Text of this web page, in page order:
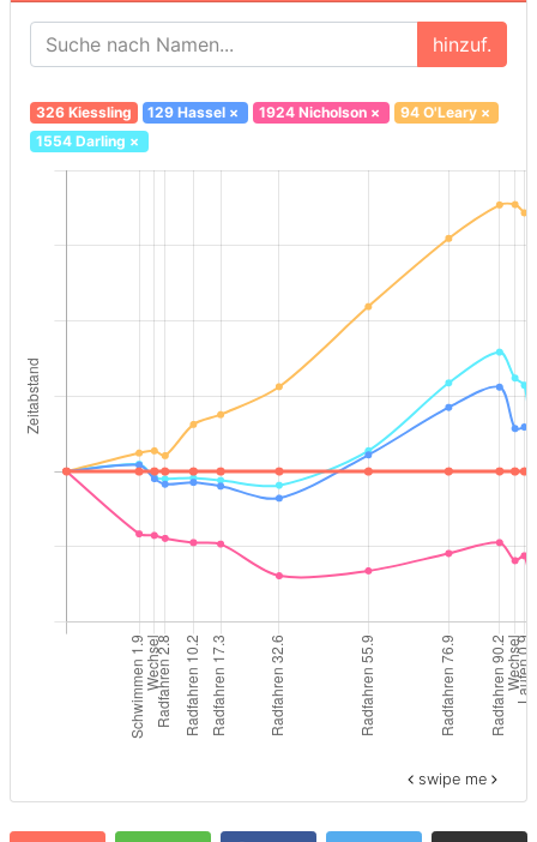
hinzuf.
326 Kiessling 129 Hassel × 1924 Nicholson× 94 O'Leary×
1554 Darling ×
swipe me